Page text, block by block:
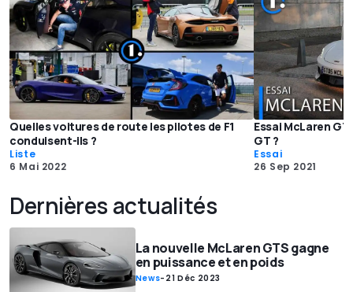
Quelles voitures de route les pilotes de F1
conduisent-ils ?
Liste
6 Mai 2022
Essai McLaren
GT ?
Essai
26 Sep 2021
Dernières actualités
La nouvelle McLaren GTS gagne
en puissance et en poids
News- 21 Déc 2023